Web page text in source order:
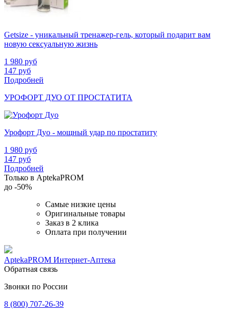
Getsize - уникальный тренажер-гель, который подарит вам
новую сексуальную жизнь
1 980 руб
147 руб
Подробней
УРОФОРТ ДУО ОТ ПРОСТАТИТА
Урофорт Дуо - мощный удар по простатиту
1 980 руб
147 руб
Подробней
Только в AptekaPROM
до -50%
Самые низкие цены
Оригинальные товары
Заказ в 2 клика
Оплата при получении
AptekaPROM Интернет-Аптека
Обратная связь
Звонки по России
8 (800) 707-26-39